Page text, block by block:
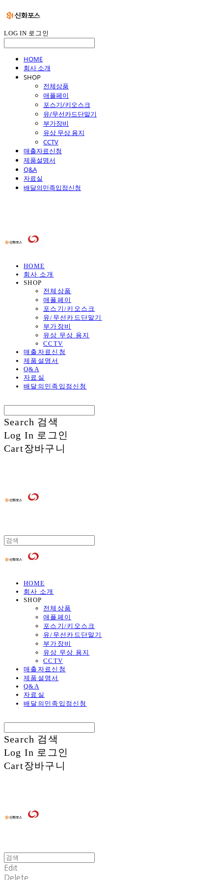
LOG IN 로그인
HOME
회사 소개
SHOP
전체상품
애플페이
포스기/키오스크
유/무선카드단말기
부가장비
유상 무상 용지
CCTV
매출자료신청
제품설명서
Q&A
자료실
배달의민족입점신청
HOME
회사 소개
SHOP
전체상품
애플페이
포스기/키오스크
유/무선카드단말기
부가장비
유상 무상 용지
CCTV
매출자료신청
제품설명서
Q&A
자료실
배달의민족입점신청
Search 검색
Log In 로그인
Cart장바구니
HOME
회사 소개
SHOP
전체상품
애플페이
포스기/키오스크
유/무선카드단말기
부가장비
유상 무상 용지
CCTV
매출자료신청
제품설명서
Q&A
자료실
배달의민족입점신청
Search 검색
Log In 로그인
Cart장바구니
Edit
Delete